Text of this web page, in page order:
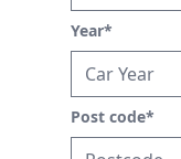
Year*
Post code*